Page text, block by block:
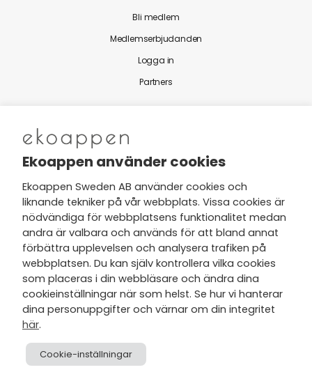
Bli medlem
Medlemserbjudanden
Logga in
Partners
Nytt från Ekoappen
Jag har tagit del av Ekoappens
personuppgifts- och
integritetspolicyoch tar gärna del
av nyheter, hälsotips och exklusiva
erbjudanden via min e-post.
Ekoappen använder cookies
Ekoappen Sweden AB använder cookies och
liknande tekniker på vår webbplats. Vissa cookies är
nödvändiga för webbplatsens funktionalitet medan
andra är valbara och används för att bland annat
förbättra upplevelsen och analysera trafiken på
webbplatsen. Du kan själv kontrollera vilka cookies
som placeras i din webbläsare och ändra dina
cookieinställningar när som helst. Se hur vi hanterar
dina personuppgifter och värnar om din integritet
här.
Cookie-inställningar